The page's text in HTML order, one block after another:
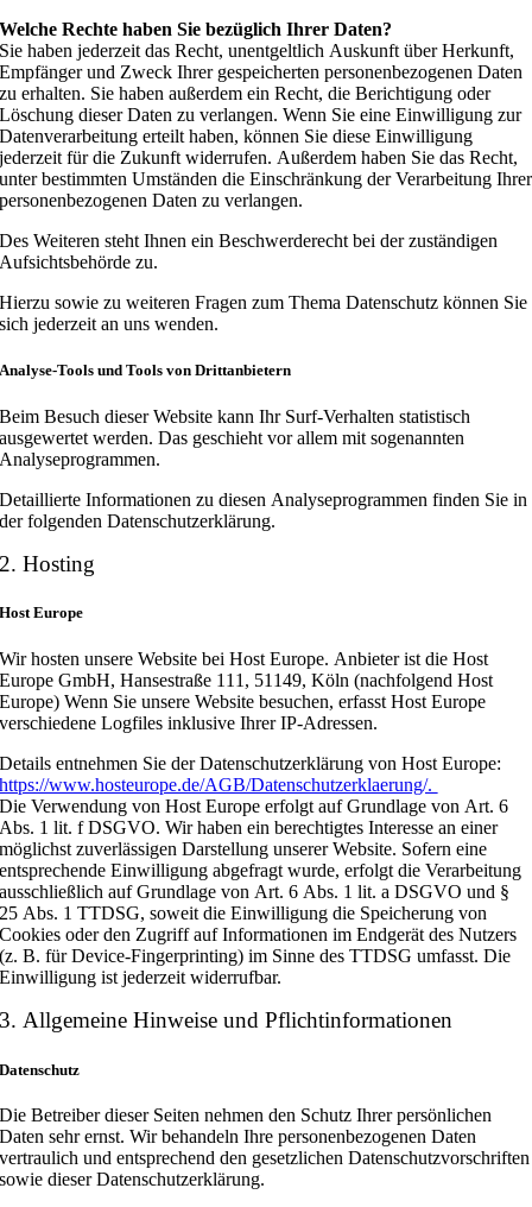
Welche Rechte haben Sie bezüglich Ihrer Daten?
Sie haben jederzeit das Recht, unentgeltlich Auskunft über Herkunft,
Empfänger und Zweck Ihrer gespeicherten personenbezogenen Daten
zu erhalten. Sie haben außerdem ein Recht, die Berichtigung oder
Löschung dieser Daten zu verlangen. Wenn Sie eine Einwilligung zur
Datenverarbeitung erteilt haben, können Sie diese Einwilligung
jederzeit für die Zukunft widerrufen. Außerdem haben Sie das Recht,
unter bestimmten Umständen die Einschränkung der Verarbeitung Ihrer
personenbezogenen Daten zu verlangen.
Des Weiteren steht Ihnen ein Beschwerderecht bei der zuständigen
Aufsichtsbehörde zu.
Hierzu sowie zu weiteren Fragen zum Thema Datenschutz können Sie
sich jederzeit an uns wenden.
Analyse-Tools und Tools von Drittanbietern
Beim Besuch dieser Website kann Ihr Surf-Verhalten statistisch
ausgewertet werden. Das geschieht vor allem mit sogenannten
Analyseprogrammen.
Detaillierte Informationen zu diesen Analyseprogrammen finden Sie in
der folgenden Datenschutzerklärung.
2. Hosting
Host Europe
Wir hosten unsere Website bei Host Europe. Anbieter ist die Host
Europe GmbH, Hansestraße 111, 51149, Köln (nachfolgend Host
Europe) Wenn Sie unsere Website besuchen, erfasst Host Europe
verschiedene Logfiles inklusive Ihrer IP-Adressen.
Details entnehmen Sie der Datenschutzerklärung von Host Europe:
https://www.hosteurope.de/AGB/Datenschutzerklaerung/.
Die Verwendung von Host Europe erfolgt auf Grundlage von Art. 6
Abs. 1 lit. f DSGVO. Wir haben ein berechtigtes Interesse an einer
möglichst zuverlässigen Darstellung unserer Website. Sofern eine
entsprechende Einwilligung abgefragt wurde, erfolgt die Verarbeitung
ausschließlich auf Grundlage von Art. 6 Abs. 1 lit. a DSGVO und §
25 Abs. 1 TTDSG, soweit die Einwilligung die Speicherung von
Cookies oder den Zugriff auf Informationen im Endgerät des Nutzers
(z. B. für Device-Fingerprinting) im Sinne des TTDSG umfasst. Die
Einwilligung ist jederzeit widerrufbar.
3. Allgemeine Hinweise und Pflichtinformationen
Datenschutz
Die Betreiber dieser Seiten nehmen den Schutz Ihrer persönlichen
Daten sehr ernst. Wir behandeln Ihre personenbezogenen Daten
vertraulich und entsprechend den gesetzlichen Datenschutzvorschriften
sowie dieser Datenschutzerklärung.